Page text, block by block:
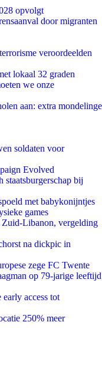
opvolgt
door migranten
veroordeelden
lokaal 32 graden
we onze
aan: extra mondelinge
soldaten voor
Evolved
bij
met babykonijntjes
games
Libanon, vergelding
na dickpic in
zege FC Twente
op 79-jarige leeftijd
access tot
250% meer